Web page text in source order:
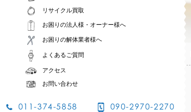
リサイクル買取
お困りの法人様・オーナー様へ
お困りの解体業者様へ
よくあるご質問
アクセス
お問い合わせ
011-374-5858 090-2970-2270